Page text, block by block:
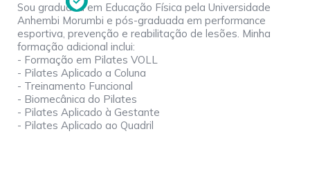
Sou graduada em Educação Física pela Universidade
Anhembi Morumbi e pós-graduada em performance
esportiva, prevenção e reabilitação de lesões. Minha
formação adicional inclui:
- Formação em Pilates VOLL
- Pilates Aplicado a Coluna
- Treinamento Funcional
- Biomecânica do Pilates
- Pilates Aplicado à Gestante
- Pilates Aplicado ao Quadril